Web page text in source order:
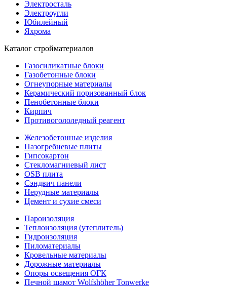
Электросталь
Электроугли
Юбилейный
Яхрома
Каталог стройматериалов
Газосиликатные блоки
Газобетонные блоки
Огнеупорные материалы
Керамический поризованный блок
Пенобетонные блоки
Кирпич
Противогололедный реагент
Железобетонные изделия
Пазогребневые плиты
Гипсокартон
Стекломагниевый лист
OSB плита
Сэндвич панели
Нерудные материалы
Цемент и сухие смеси
Пароизоляция
Теплоизоляция (утеплитель)
Гидроизоляция
Пиломатериалы
Кровельные материалы
Дорожные материалы
Опоры освещения ОГК
Печной шамот Wolfshöher Tonwerke